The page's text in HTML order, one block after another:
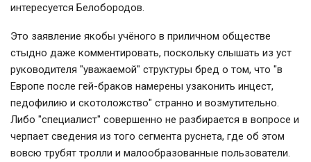
интересуется Белобородов.
Это заявление якобы учёного в приличном обществе
стыдно даже комментировать, поскольку слышать из уст
руководителя "уважаемой" структуры бред о том, что "в
Европе после гей-браков намерены узаконить инцест,
педофилию и скотоложство" странно и возмутительно.
Либо "специалист" совершенно не разбирается в вопросе и
черпает сведения из того сегмента руснета, где об этом
вовсю трубят тролли и малообразованные пользователи.